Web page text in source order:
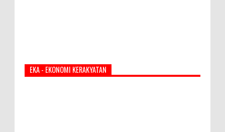
EKA - EKONOMI KERAKYATAN